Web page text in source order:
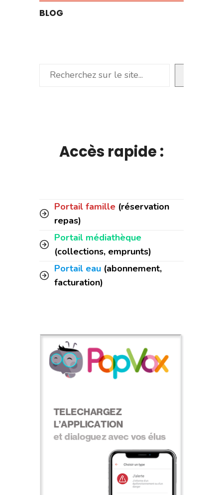
BLOG
Rechercher
Accès rapide :
Portail famille (réservation
repas)
Portail médiathèque
(collections, emprunts)
Portail eau (abonnement,
facturation)